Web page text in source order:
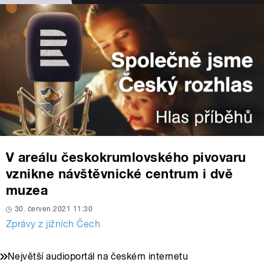
V areálu českokrumlovského pivovaru
vznikne návštěvnické centrum i dvě
muzea
30. červen 2021 11:30
Zprávy z jižních Čech
Největší audioportál na českém internetu